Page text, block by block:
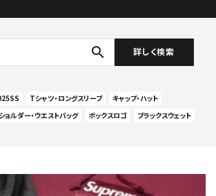
search 詳しく検索
Tシャツ・ロングスリーブ
キャップ・ハット
ショルダー・ウエストバッグ ボックスロゴ ブラックスウェット